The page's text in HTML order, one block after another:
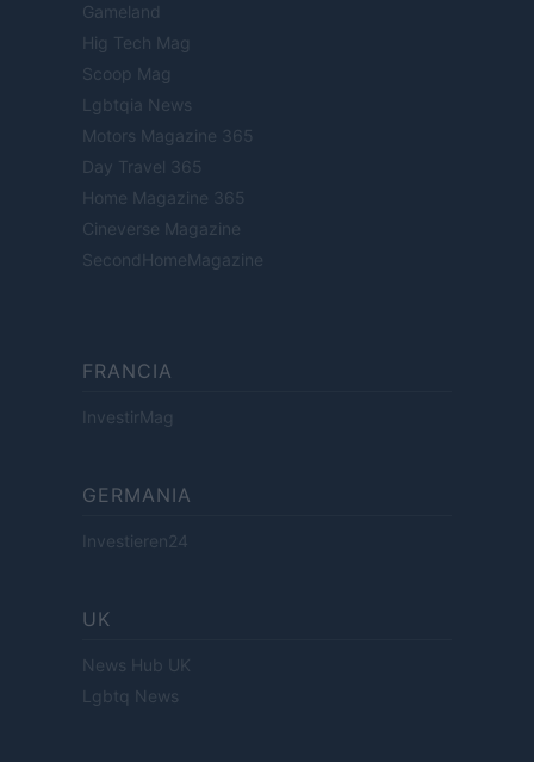
Gameland
Hig Tech Mag
Scoop Mag
Lgbtqia News
Motors Magazine 365
Day Travel 365
Home Magazine 365
Cineverse Magazine
SecondHomeMagazine
FRANCIA
InvestirMag
GERMANIA
Investieren24
UK
News Hub UK
Lgbtq News